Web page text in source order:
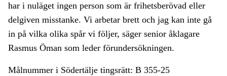
har i nuläget ingen person som är frihetsberövad eller
delgiven misstanke. Vi arbetar brett och jag kan inte gå
in på vilka olika spår vi följer, säger senior åklagare
Rasmus Öman som leder förundersökningen.
Målnummer i Södertälje tingsrätt: B 355-25